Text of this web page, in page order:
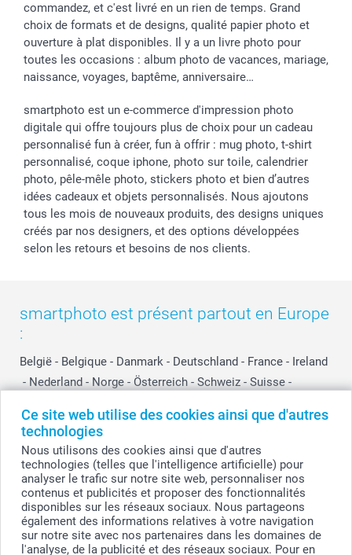
Ce site web utilise des cookies ainsi que d'autres
technologies
Nous utilisons des cookies ainsi que d'autres
technologies (telles que l'intelligence artificielle) pour
analyser le trafic sur notre site web, personnaliser nos
contenus et publicités et proposer des fonctionnalités
disponibles sur les réseaux sociaux. Nous partageons
également des informations relatives à votre navigation
sur notre site avec nos partenaires dans les domaines de
l'analyse, de la publicité et des réseaux sociaux. Pour en
commandez, et c'est livré en un rien de temps. Grand
choix de formats et de designs, qualité papier photo et
ouverture à plat disponibles. Il y a un livre photo pour
toutes les occasions : album photo de vacances, mariage,
naissance, voyages, baptême, anniversaire…
smartphoto est un e-commerce d'impression photo
digitale qui offre toujours plus de choix pour un cadeau
personnalisé fun à créer, fun à offrir : mug photo, t-shirt
personnalisé, coque iphone, photo sur toile, calendrier
photo, pêle-mêle photo, stickers photo et bien d’autres
idées cadeaux et objets personnalisés. Nous ajoutons
tous les mois de nouveaux produits, des designs uniques
créés par nos designers, et des options développées
selon les retours et besoins de nos clients.
smartphoto est présent partout en Europe
:
België - Belgique - Danmark - Deutschland - France - Ireland
- Nederland - Norge - Österreich - Schweiz - Suisse -
Other Countries
© smartphoto group. Tous droits réservés
smartphoto group SA.
Tous les prix sont en EURO (€), TVA incluse et hors frais de port.